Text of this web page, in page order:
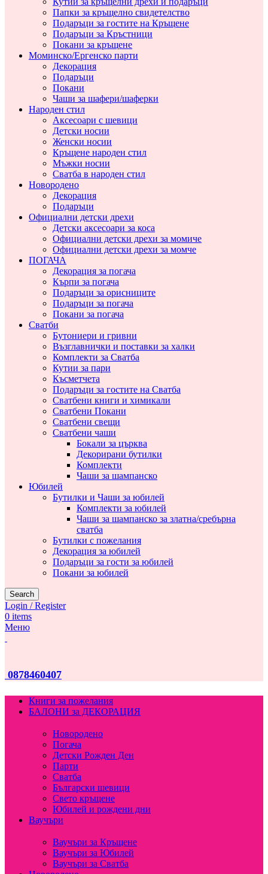
Папки за кръщелно свидетелство
Подаръци за гостите на Кръщене
Подаръци за Кръстници
Покани за кръщене
Моминско/Ергенско парти
Декорация
Подаръци
Покани
Чаши за шафери/шаферки
Народен стил
Аксесоари с шевици
Детски носии
Женски носии
Кръщене народен стил
Мъжки носии
Сватба в народен стил
Новородено
Декорация
Подаръци
Официални детски дрехи
Детски аксесоари за коса
Официални детски дрехи за момиче
Официални детски дрехи за момче
ПОГАЧА
Декорация за погача
Кърпи за погача
Подаръци за орисниците
Подаръци за погача
Покани за погача
Сватби
Бутониери и гривни
Възглавнички и поставки за халки
Комплекти за Сватба
Кутии за пари
Късметчета
Подаръци за гостите на Сватба
Сватбени книги и химикали
Сватбени Покани
Сватбени свещи
Сватбени чаши
Бокали за църква
Декорирани бутилки
Комплекти
Чаши за шампанско
Юбилей
Бутилки и Чаши за юбилей
Комплекти за юбилей
Чаши за шампанско за златна/сребърна
сватба
Бутилки с пожелания
Декорация за юбилей
Подаръци за гости за юбилей
Покани за юбилей
Search
Login / Register
0 items
Меню
0878460407
Книги за пожелания
БАЛОНИ за ДЕКОРАЦИЯ
Новородено
Погача
Детски Рожден Ден
Парти
Сватба
Български шевици
Свето кръщене
Юбилей и рождени дни
Ваучъри
Ваучъри за Кръщене
Ваучъри за Юбилей
Ваучъри за Сватба